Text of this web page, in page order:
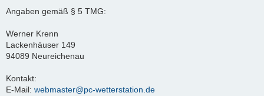
Angaben gemäß § 5 TMG:
Werner Krenn
Lackenhäuser 149
94089 Neureichenau
Kontakt:
E-Mail: webmaster@pc-wetterstation.de